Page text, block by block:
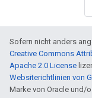
Sofern nicht anders
Creative Commons
Apache 2.0 License
Websiterichtlinien von
Marke von Oracle und/